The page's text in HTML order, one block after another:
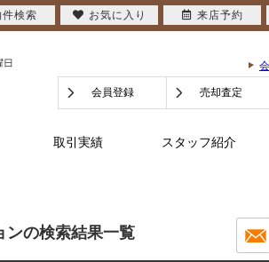
会員登録 売却査定
取引実績 スタッフ紹介
ンの検索結果一覧
件検索 お気に入り 来店予約